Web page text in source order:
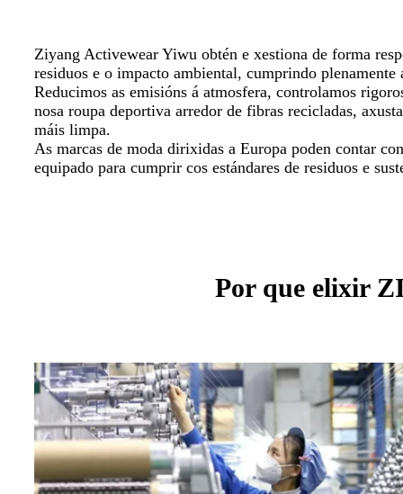
Ziyang Activewear Yiwu obtén e xestiona de forma
residuos e o impacto ambiental, cumprindo
Reducimos as emisións á atmosfera, controlamos
nosa roupa deportiva arredor de fibras recicladas,
máis limpa.
As marcas de moda dirixidas a Europa poden contar
equipado para cumprir cos estándares de residuos e
Por que elixir